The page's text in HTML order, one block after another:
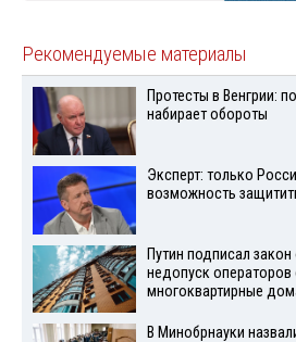
Рекомендуемые материалы
Протесты в Венгрии:
набирает обороты
Эксперт: только
возможность
Путин подписал
недопуск операторов
многоквартирные
В Минобрнауки